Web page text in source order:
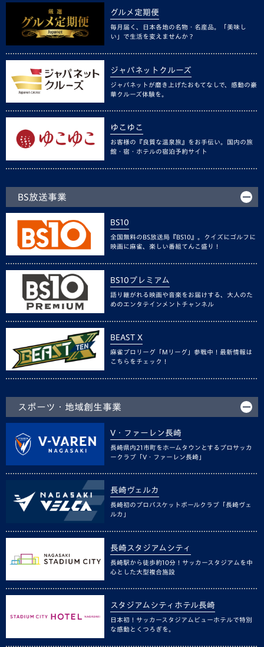
グルメ定期便
毎月届く、日本各地の名物・名産品。「美味し
い」で生活を変えませんか？
ジャパネットクルーズ
ジャパネットが磨き上げたおもてなしで、感動の豪
華クルーズ体験を。
ゆこゆこ
お客様の『良質な温泉旅』をお手伝い。国内の旅
館・宿・ホテルの宿泊予約サイト
BS放送事業
BS10
全国無料のBS放送局『BS10』。クイズにゴルフに
映画に麻雀、楽しい番組てんこ盛り！
BS10プレミアム
語り継がれる映画や音楽をお届けする、大人のた
めのエンタテインメントチャンネル
BEAST X
麻雀プロリーグ「Mリーグ」参戦中！最新情報は
こちらをチェック！
スポーツ・地域創生事業
V・ファーレン長崎
長崎県内21市町をホームタウンとするプロサッカ
ークラブ「V・ファーレン長崎」
長崎ヴェルカ
長崎初のプロバスケットボールクラブ「長崎ヴェ
ルカ」
長崎スタジアムシティ
長崎駅から徒歩約10分！サッカースタジアムを中
心とした大型複合施設
スタジアムシティホテル長崎
日本初！サッカースタジアムビューホテルで特別
な感動とくつろぎを。